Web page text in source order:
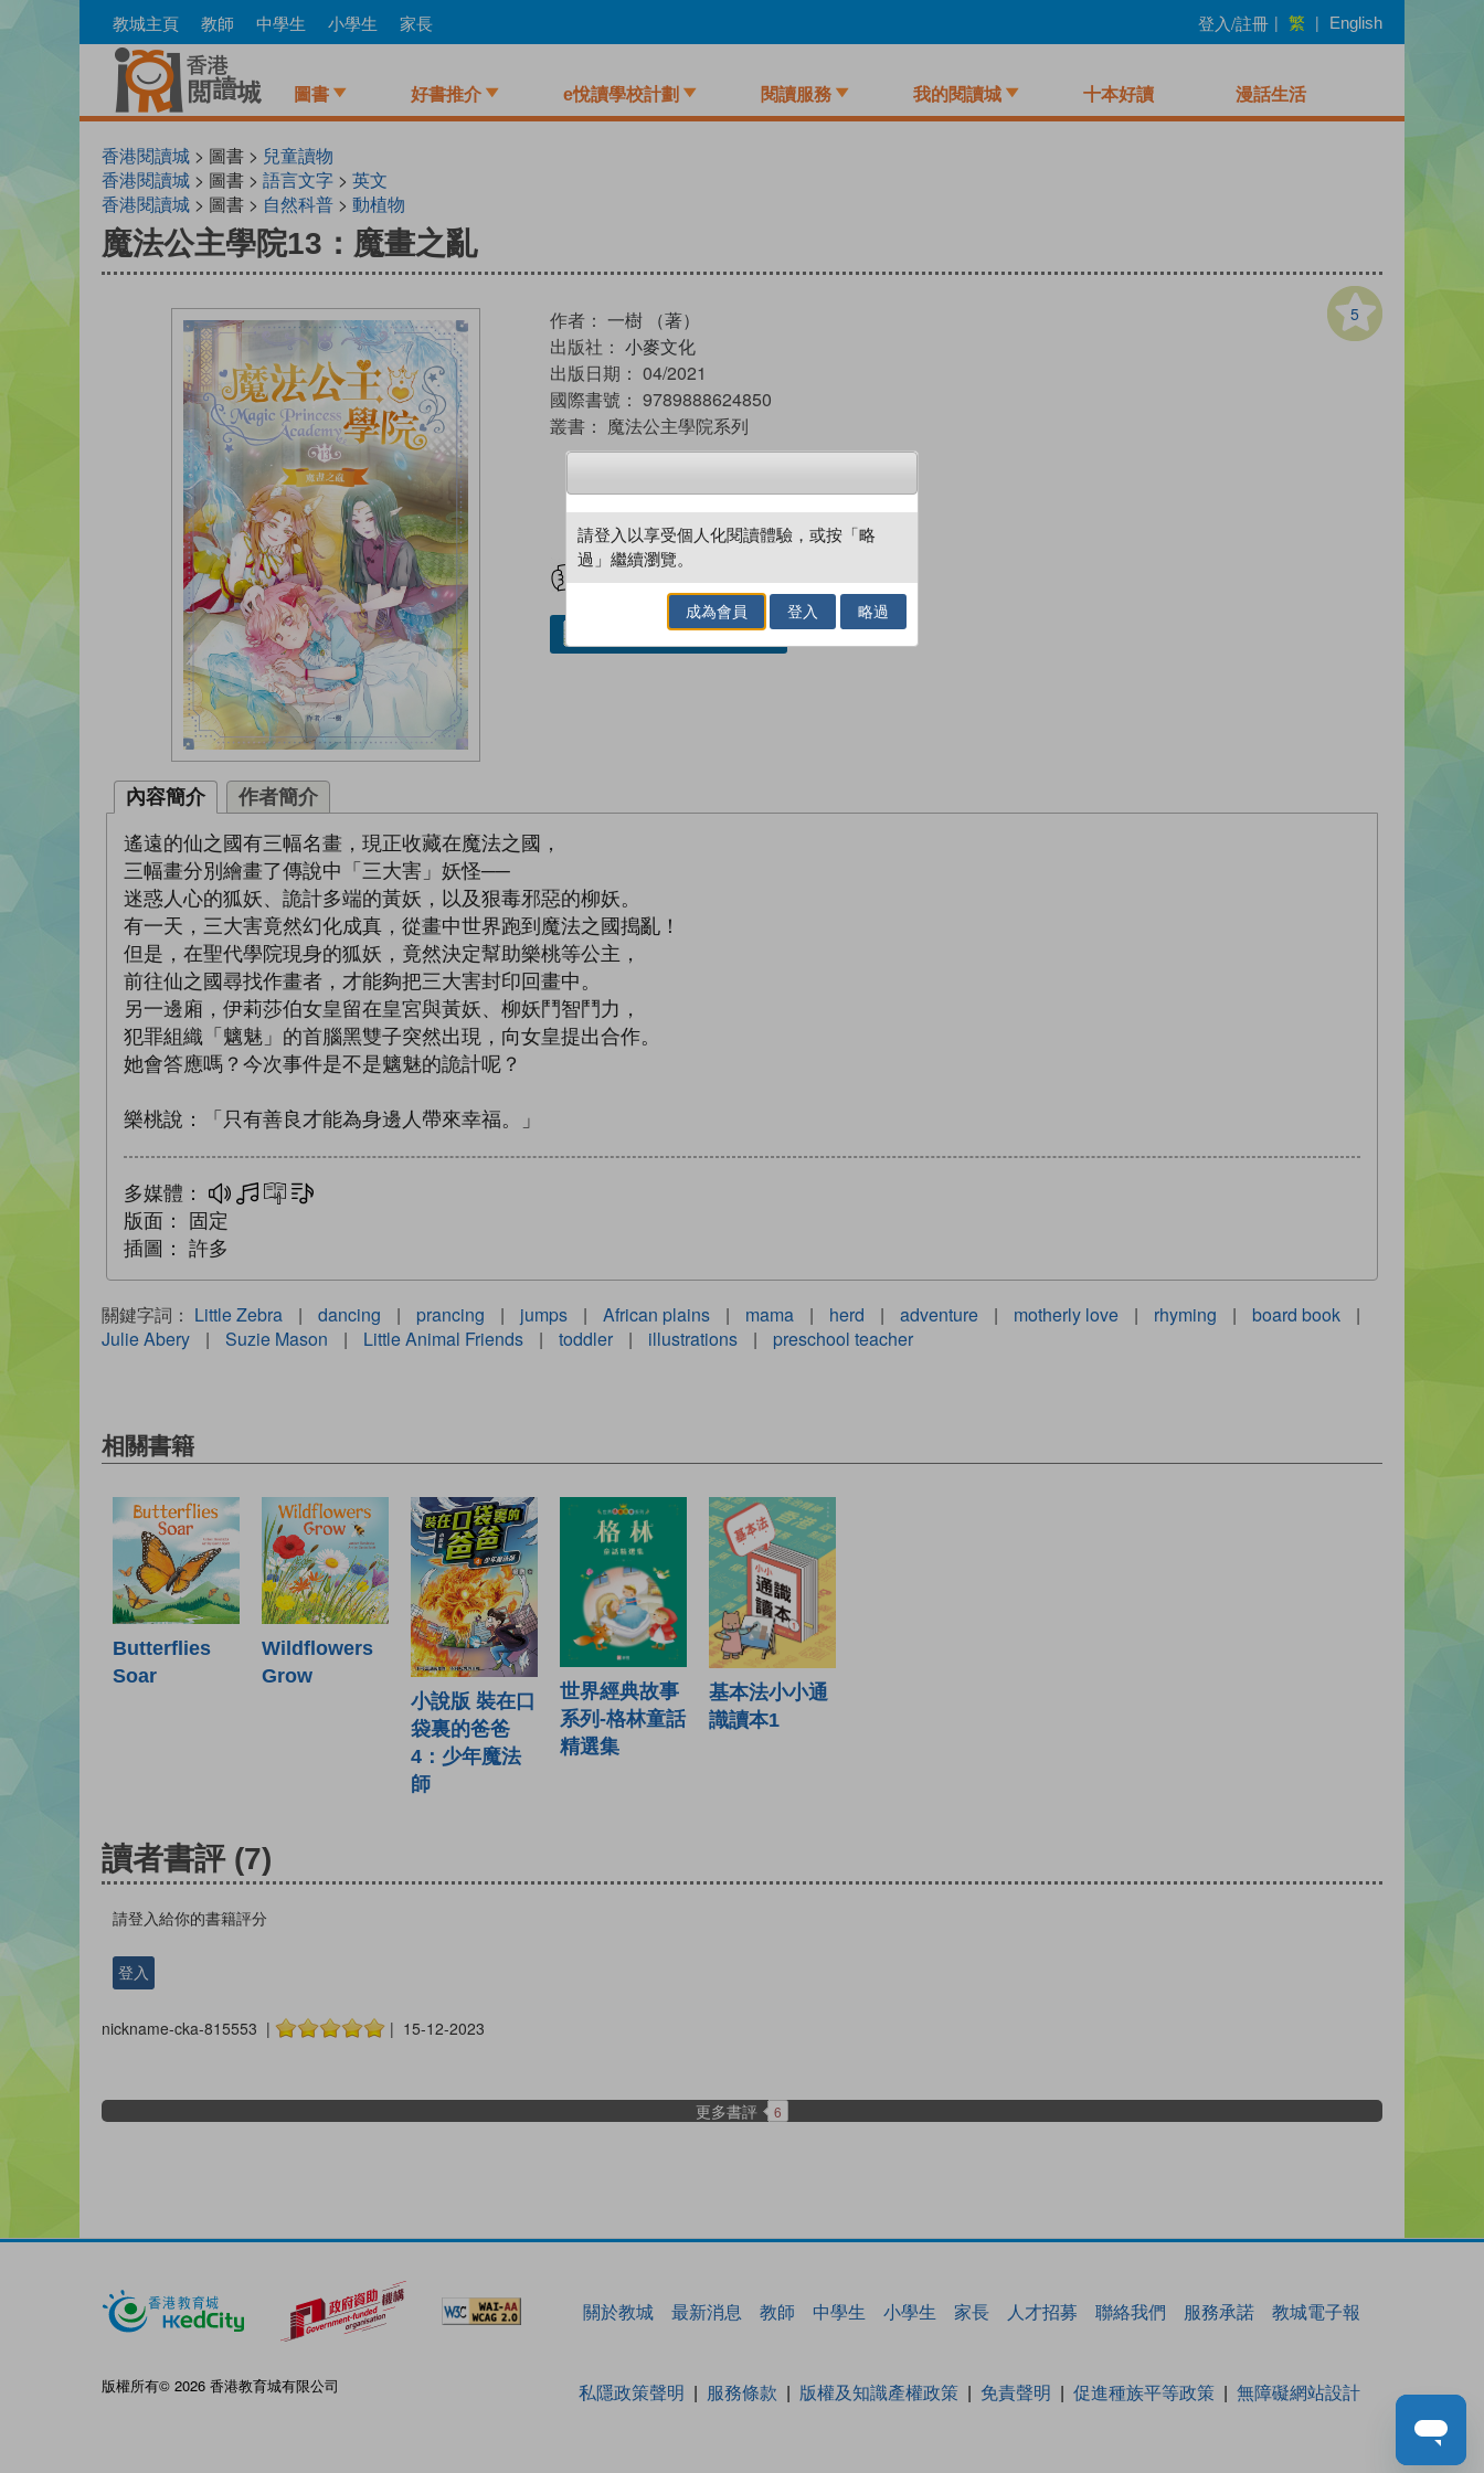
to
教城主頁 教師 中學生 小學生 家長 登入/註冊 | 繁 | English
圖書 好書推介 e悅讀學校計劃 閱讀服務 我的閱讀城 十本好讀 漫話生活
香港閱讀城 > 圖書 > 兒童讀物
香港閱讀城 > 圖書 > 語言文字 > 英文
香港閱讀城 > 圖書 > 自然科普 > 動植物
魔法公主學院13：魔畫之亂
5
作者： 一樹 （著）
出版社： 小麥文化
出版日期： 04/2021
國際書號： 9789888624850
叢書： 魔法公主學院系列
試閲 加入閱讀紀錄
借閱實體書
內容簡介 作者簡介
遙遠的仙之國有三幅名畫，現正收藏在魔法之國，
三幅畫分別繪畫了傳說中「三大害」妖怪──
迷惑人心的狐妖、詭計多端的黃妖，以及狠毒邪惡的柳妖。
有一天，三大害竟然幻化成真，從畫中世界跑到魔法之國搗亂！
但是，在聖代學院現身的狐妖，竟然決定幫助樂桃等公主，
前往仙之國尋找作畫者，才能夠把三大害封印回畫中。
另一邊廂，伊莉莎伯女皇留在皇宮與黃妖、柳妖鬥智鬥力，
犯罪組織「魑魅」的首腦黑雙子突然出現，向女皇提出合作。
她會答應嗎？今次事件是不是魑魅的詭計呢？
樂桃說：「只有善良才能為身邊人帶來幸福。」
多媒體： 多媒體互動練習
文字同步朗讀
版面：
固定
插圖：
許多
關鍵字詞： Little Zebra | dancing | prancing | jumps | African plains | mama | herd | adventure | motherly love | rhyming | board book
|
Julie Abery
| Suzie Mason | Little Animal Friends | toddler | illustrations | preschool teacher
相關書籍
Butterflies
Soar
Wildflowers
Grow
小說版 裝在口
袋裏的爸爸
4：少年魔法
師
世界經典故事
系列-格林童話
精選集
基本法小小通
識讀本1
讀者書評 (7)
請登入給你的書籍評分
登入
nickname-cka-815553 | | 15-12-2023
更多書評 6
關於教城 最新消息 教師 中學生 小學生 家長 人才招募 聯絡我們 服務承諾 教城電子報
版權所有© 2026 香港教育城有限公司 私隱政策聲明 服務條款 版權及知識產權政策 免責聲明 促進種族平等政策 無障礙網站設計
請登入以享受個人化閱讀體驗，或按「略
過」繼續瀏覽。
成為會員 登入 略過